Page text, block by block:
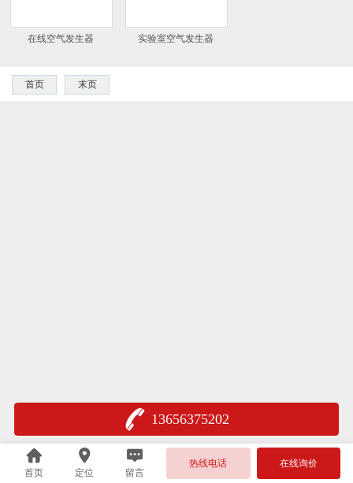
在线空气发生器 实验室空气发生器
首页 末页
13656375202
首页 定位 留言
热线电话 在线询价